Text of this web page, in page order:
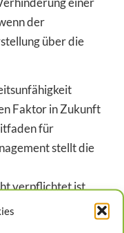
der
über die
Faktor in Zukunft
für
stellt die
verpflichtet ist,
Diagnose